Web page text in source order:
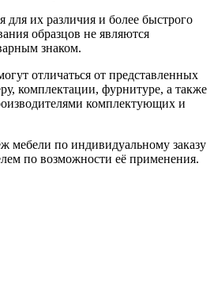
их различия и более быстрого
образцов не являются
знаком.
отличаться от представленных
комплектации, фурнитуре, а также
комплектующих и
мебели по индивидуальному заказу
по возможности её применения.